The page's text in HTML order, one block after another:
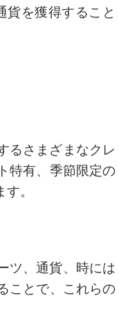
貨を獲得すること
るさまざまなクレ
特有、季節限定の
。
ツ、通貨、時には
ことで、これらの